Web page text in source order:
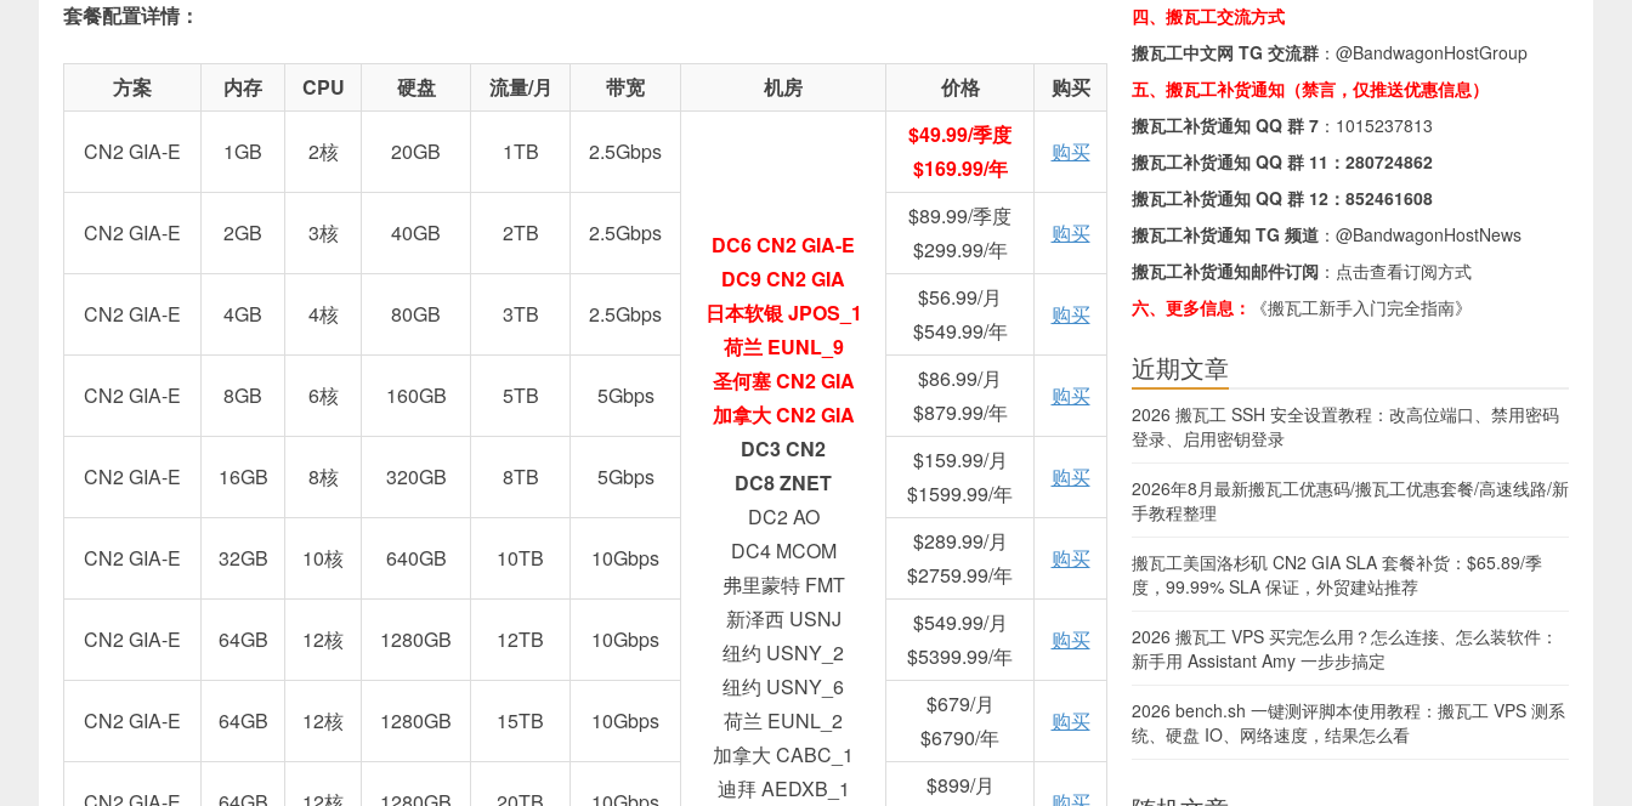
套餐配置详情：
方案 内存 CPU 硬盘 流量/月 带宽 机房 价格 购买
CN2 GIA-E 1GB 2核 20GB 1TB 2.5Gbps
DC6 CN2 GIA-E
DC9 CN2 GIA
日本软银 JPOS_1
荷兰 EUNL_9
圣何塞 CN2 GIA
加拿大 CN2 GIA
DC3 CN2
DC8 ZNET
DC2 AO
DC4 MCOM
弗里蒙特 FMT
新泽西 USNJ
纽约 USNY_2
纽约 USNY_6
荷兰 EUNL_2
加拿大 CABC_1
迪拜 AEDXB_1
$49.99/季度
$169.99/年
购买
CN2 GIA-E 2GB 3核 40GB 2TB 2.5Gbps
$89.99/季度
$299.99/年
购买
CN2 GIA-E 4GB 4核 80GB 3TB 2.5Gbps
$56.99/月
$549.99/年
购买
CN2 GIA-E 8GB 6核 160GB 5TB 5Gbps
$86.99/月
$879.99/年
购买
CN2 GIA-E 16GB 8核 320GB 8TB 5Gbps
$159.99/月
$1599.99/年
购买
CN2 GIA-E 32GB 10核 640GB 10TB 10Gbps
$289.99/月
$2759.99/年
购买
CN2 GIA-E 64GB 12核 1280GB 12TB 10Gbps
$549.99/月
$5399.99/年
购买
CN2 GIA-E 64GB 12核 1280GB 15TB 10Gbps
$679/月
$6790/年
购买
$899/月
四、搬瓦工交流方式
搬瓦工中文网 TG 交流群 ： @BandwagonHostGroup
五、搬瓦工补货通知（禁言，仅推送优惠信息）
搬瓦工补货通知 QQ 群 7 ： 1015237813
搬瓦工补货通知 QQ 群 11： 280724862
搬瓦工补货通知 QQ 群 12： 852461608
搬瓦工补货通知 TG 频道 ： @BandwagonHostNews
搬瓦工补货通知邮件订阅 ： 点击查看订阅方式
六、更多信息：
《搬瓦工新手入门完全指南》
近期文章
2026 搬瓦工 SSH 安全设置教程：改高位端口、禁用密码
登录、启用密钥登录
2026年8月最新搬瓦工优惠码/搬瓦工优惠套餐/高速线路/新
手教程整理
搬瓦工美国洛杉矶 CN2 GIA SLA 套餐补货：$65.89/季
度，99.99% SLA 保证，外贸建站推荐
2026 搬瓦工 VPS 买完怎么用？怎么连接、怎么装软件：
新手用 Assistant Amy 一步步搞定
2026 bench.sh 一键测评脚本使用教程：搬瓦工 VPS 测系
统、硬盘 IO、网络速度，结果怎么看